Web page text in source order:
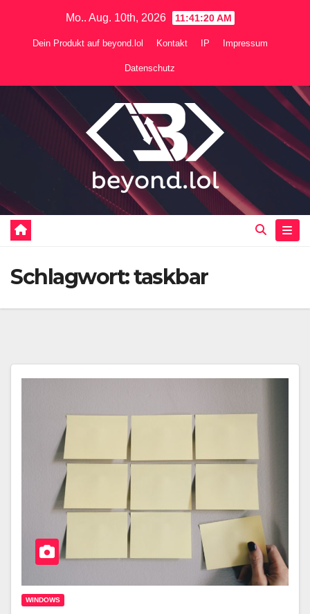
Mo.. Aug. 10th, 2026 11:41:20 AM
Dein Produkt auf beyond.lol Kontakt IP Impressum
Datenschutz
Schlagwort:taskbar
WINDOWS